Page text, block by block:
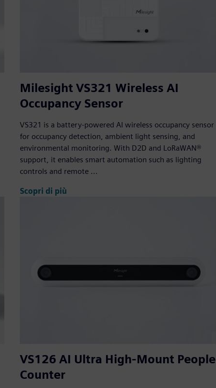
Milesight VS321 Wireless AI
Occupancy Sensor
VS321 is a battery-powered AI wireless occupancy sensor
for occupancy detection, ambient light sensing, and
environmental monitoring. With D2D and LoRaWAN®
support, it enables smart automation such as lighting
controls and remote ...
Scopri di più
VS126 AI Ultra High-Mount People
Counter